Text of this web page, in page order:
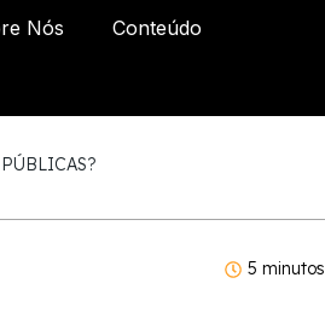
Nós Conteúdo
5 minutos